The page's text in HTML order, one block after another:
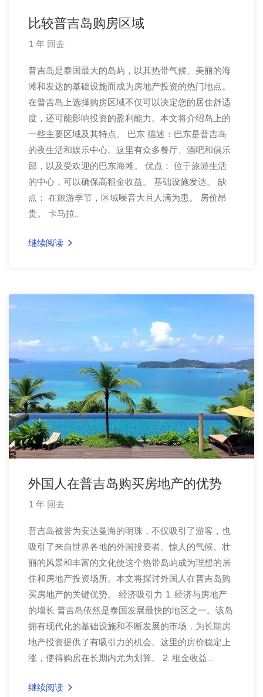
比较普吉岛购房区域
1 年 回去
普吉岛是泰国最大的岛屿，以其热带气候、美丽的海
滩和发达的基础设施而成为房地产投资的热门地点。
在普吉岛上选择购房区域不仅可以决定您的居住舒适
度，还可能影响投资的盈利能力。本文将介绍岛上的
一些主要区域及其特点。 巴东 描述：巴东是普吉岛
的夜生活和娱乐中心。这里有众多餐厅、酒吧和俱乐
部，以及受欢迎的巴东海滩。 优点： 位于旅游生活
的中心，可以确保高租金收益。 基础设施发达。 缺
点： 在旅游季节，区域噪音大且人满为患。 房价昂
贵。 卡马拉...
继续阅读
外国人在普吉岛购买房地产的优势
1 年 回去
普吉岛被誉为安达曼海的明珠，不仅吸引了游客，也
吸引了来自世界各地的外国投资者。惊人的气候、壮
丽的风景和丰富的文化使这个热带岛屿成为理想的居
住和房地产投资场所。本文将探讨外国人在普吉岛购
买房地产的关键优势。 经济吸引力 1. 经济与房地产
的增长 普吉岛依然是泰国发展最快的地区之一。该岛
拥有现代化的基础设施和不断发展的市场，为长期房
地产投资提供了有吸引力的机会。这里的房价稳定上
涨，使得购房在长期内尤为划算。 2. 租金收益...
继续阅读